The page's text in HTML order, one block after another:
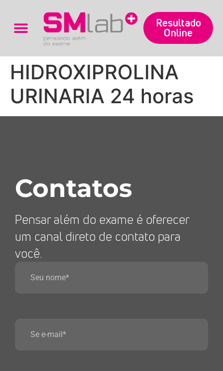
Resultado
Online
HIDROXIPROLINA
URINARIA 24 horas
Contatos
Pensar além do exame é oferecer
um canal direto de contato para
você.